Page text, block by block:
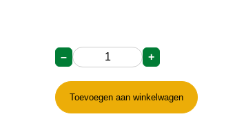
Peuterschaal
aantal
– +
Toevoegen aan winkelwagen